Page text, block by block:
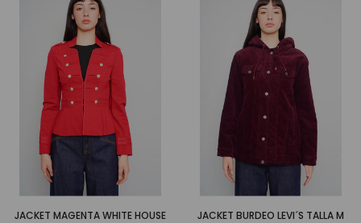
JACKET MAGENTA WHITE HOUSE
JACKET BURDEO LEVI´S TALLA M